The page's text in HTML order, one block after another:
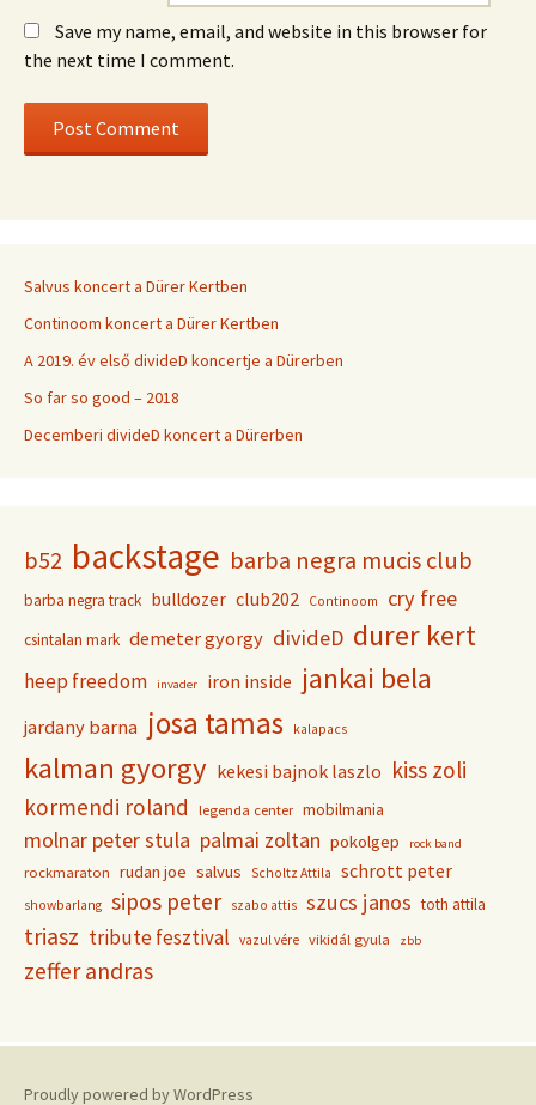
Save my name, email, and website in this browser for
the next time I comment.
Salvus koncert a Dürer Kertben
Continoom koncert a Dürer Kertben
A 2019. év első divideD koncertje a Dürerben
So far so good – 2018
Decemberi divideD koncert a Dürerben
b52 backstage barba negra mucis club
barba negra track bulldozer club202 Continoom cry free
csintalan mark demeter gyorgy divideD durer kert
heep freedom invader iron inside jankai bela
jardany barna josa tamas kalapacs
kalman gyorgy kekesi bajnok laszlo kiss zoli
kormendi roland
legenda center mobilmania
molnar peter stula palmai zoltan pokolgep rock band
rockmaraton rudan joe salvus Scholtz Attila schrott peter
showbarlang sipos peter szabo attis szucs janos toth attila
triasz tribute fesztival vazul vére vikidál gyula zbb
zeffer andras
Proudly powered by WordPress